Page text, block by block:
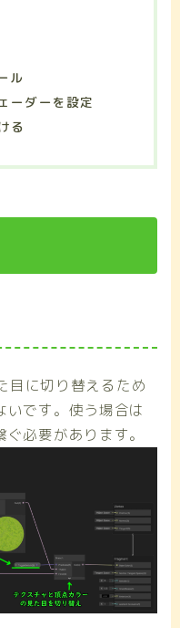
ル
ーダーを設定
る
目に切り替えるため
いです。使う場合は
必要があります。